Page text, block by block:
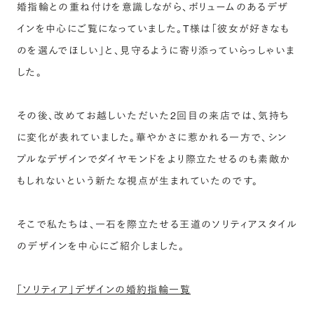
婚指輪との重ね付けを意識しながら、ボリュームのあるデザ
インを中心にご覧になっていました。T様は「彼女が好きなも
のを選んでほしい」と、見守るように寄り添っていらっしゃいま
した。
その後、改めてお越しいただいた2回目の来店では、気持ち
に変化が表れていました。華やかさに惹かれる一方で、シン
プルなデザインでダイヤモンドをより際立たせるのも素敵か
もしれないという新たな視点が生まれていたのです。
そこで私たちは、一石を際立たせる王道のソリティアスタイル
のデザインを中心にご紹介しました。
「ソリティア」デザインの婚約指輪一覧